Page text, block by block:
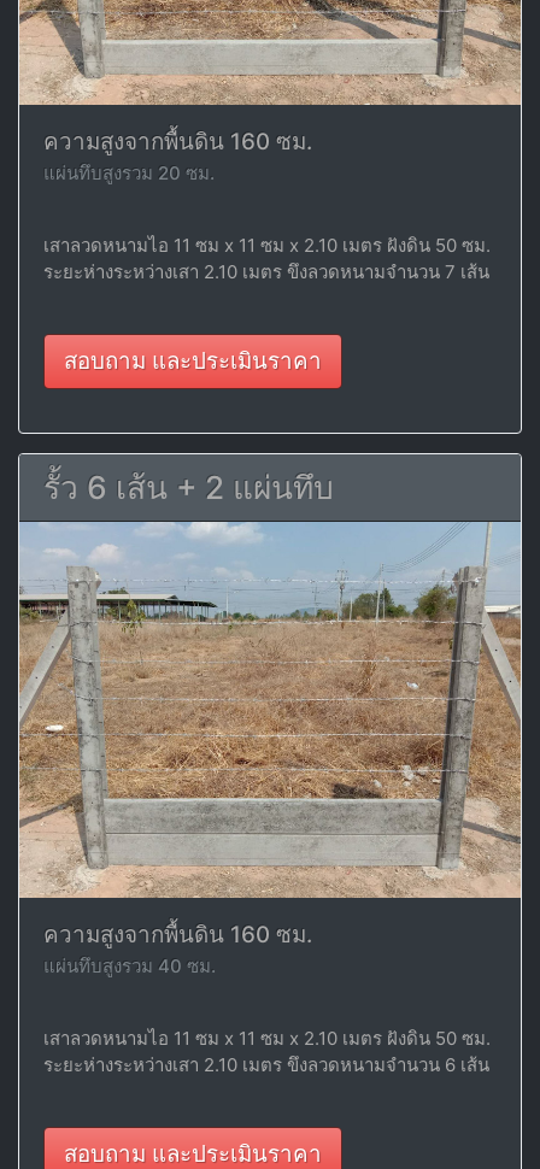
ความสูงจากพื้นดิน 160 ซม.
แผ่นทึบสูงรวม 20 ซม.
เสาลวดหนามไอ 11 ซม x 11 ซม x 2.10 เมตร ฝังดิน 50 ซม.
ระยะห่างระหว่างเสา 2.10 เมตร ขึงลวดหนามจำนวน 7 เส้น
สอบถาม และประเมินราคา
รั้ว 6 เส้น + 2 แผ่นทึบ
ความสูงจากพื้นดิน 160 ซม.
แผ่นทึบสูงรวม 40 ซม.
เสาลวดหนามไอ 11 ซม x 11 ซม x 2.10 เมตร ฝังดิน 50 ซม.
ระยะห่างระหว่างเสา 2.10 เมตร ขึงลวดหนามจำนวน 6 เส้น
สอบถาม และประเมินราคา